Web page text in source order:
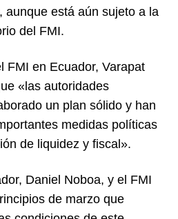
aunque está aún sujeto a la
del FMI.
FMI en Ecuador, Varapat
«las autoridades
un plan sólido y han
medidas políticas
de liquidez y fiscal».
Daniel Noboa, y el FMI
de marzo que